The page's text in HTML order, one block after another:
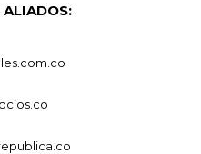
ALIADOS: